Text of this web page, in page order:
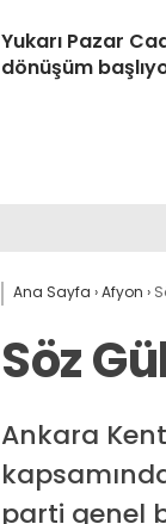
Yukarı Pazar
dönüşüm
Ana Sayfa ›Afyon ›
Söz
Ankara
parti genel